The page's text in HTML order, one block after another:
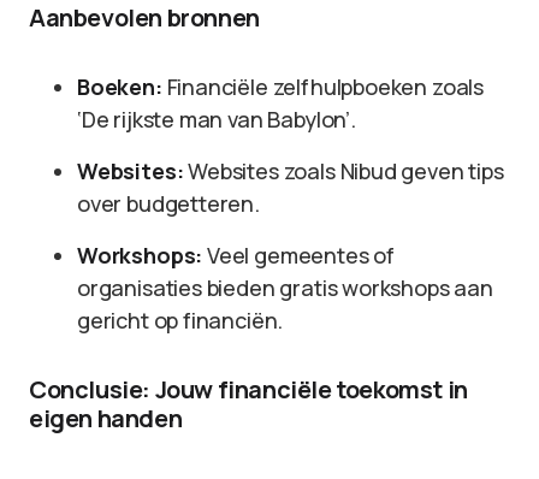
Aanbevolen bronnen
Boeken: Financiële zelfhulpboeken zoals
‘De rijkste man van Babylon’.
Websites:Websites zoals Nibud geven tips
over budgetteren.
Workshops: Veel gemeentes of
organisaties bieden gratis workshops aan
gericht op financiën.
Conclusie: Jouw financiële toekomst in
eigen handen